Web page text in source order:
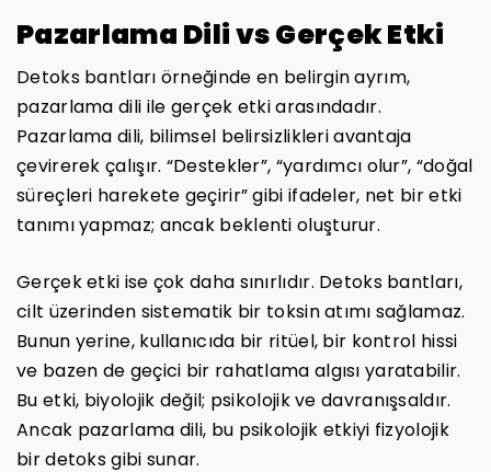
Pazarlama Dili vs Gerçek Etki
Detoks bantları örneğinde en belirgin ayrım,
pazarlama dili ile gerçek etki arasındadır.
Pazarlama dili, bilimsel belirsizlikleri avantaja
çevirerek çalışır. “Destekler”, “yardımcı olur”, “doğal
süreçleri harekete geçirir” gibi ifadeler, net bir etki
tanımı yapmaz; ancak beklenti oluşturur.
Gerçek etki ise çok daha sınırlıdır. Detoks bantları,
cilt üzerinden sistematik bir toksin atımı sağlamaz.
Bunun yerine, kullanıcıda bir ritüel, bir kontrol hissi
ve bazen de geçici bir rahatlama algısı yaratabilir.
Bu etki, biyolojik değil; psikolojik ve davranışsaldır.
Ancak pazarlama dili, bu psikolojik etkiyi fizyolojik
bir detoks gibi sunar.